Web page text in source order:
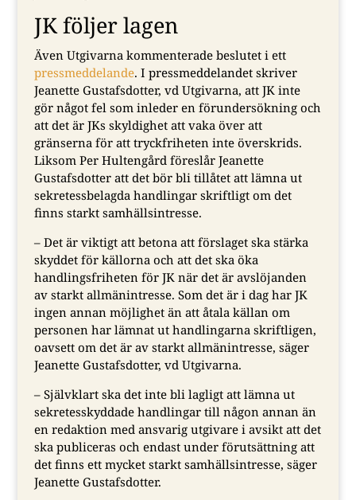
JK följer lagen
Även Utgivarna kommenterade beslutet i ett
pressmeddelande. I pressmeddelandet skriver
Jeanette Gustafsdotter, vd Utgivarna, att JK inte
gör något fel som inleder en förundersökning och
att det är JKs skyldighet att vaka över att
gränserna för att tryckfriheten inte överskrids.
Liksom Per Hultengård föreslår Jeanette
Gustafsdotter att det bör bli tillåtet att lämna ut
sekretessbelagda handlingar skriftligt om det
finns starkt samhällsintresse.
– Det är viktigt att betona att förslaget ska stärka
skyddet för källorna och att det ska öka
handlingsfriheten för JK när det är avslöjanden
av starkt allmänintresse. Som det är i dag har JK
ingen annan möjlighet än att åtala källan om
personen har lämnat ut handlingarna skriftligen,
oavsett om det är av starkt allmänintresse, säger
Jeanette Gustafsdotter, vd Utgivarna.
– Självklart ska det inte bli lagligt att lämna ut
sekretesskyddade handlingar till någon annan än
en redaktion med ansvarig utgivare i avsikt att det
ska publiceras och endast under förutsättning att
det finns ett mycket starkt samhällsintresse, säger
Jeanette Gustafsdotter.